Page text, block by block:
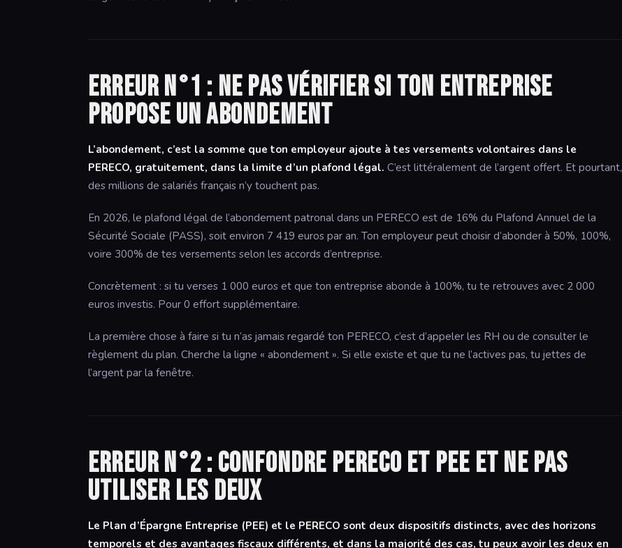
Erreur n°1 : ne pas vérifier si ton entreprise
propose un abondement
L’abondement, c’est la somme que ton employeur ajoute à tes versements volontaires dans le
PERECO, gratuitement, dans la limite d’un plafond légal. C’est littéralement de l’argent offert. Et pourtant,
des millions de salariés français n’y touchent pas.
En 2026, le plafond légal de l’abondement patronal dans un PERECO est de 16% du Plafond Annuel de la
Sécurité Sociale (PASS), soit environ 7 419 euros par an. Ton employeur peut choisir d’abonder à 50%, 100%,
voire 300% de tes versements selon les accords d’entreprise.
Concrètement : si tu verses 1 000 euros et que ton entreprise abonde à 100%, tu te retrouves avec 2 000
euros investis. Pour 0 effort supplémentaire.
La première chose à faire si tu n’as jamais regardé ton PERECO, c’est d’appeler les RH ou de consulter le
règlement du plan. Cherche la ligne « abondement ». Si elle existe et que tu ne l’actives pas, tu jettes de
l’argent par la fenêtre.
Erreur n°2 : confondre PERECO et PEE et ne pas
utiliser les deux
Le Plan d’Épargne Entreprise (PEE) et le PERECO sont deux dispositifs distincts, avec des horizons
temporels et des avantages fiscaux différents, et dans la majorité des cas, tu peux avoir les deux en